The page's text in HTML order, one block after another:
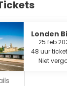
De
horen een
in een van
drankje in
tot 10.00 uur.
voorzieningen
Ter plaatse
Londen
25 feb
48 uur
Niet